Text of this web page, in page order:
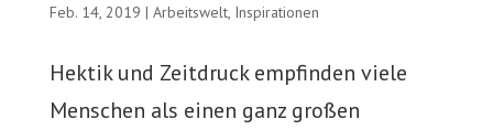
Feb. 14, 2019 | Arbeitswelt, Inspirationen
Hektik und Zeitdruck empfinden viele
Menschen als einen ganz großen